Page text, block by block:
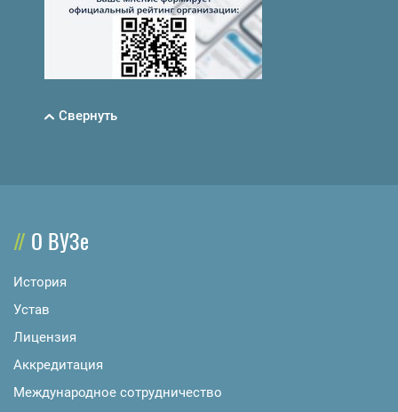
Свернуть
О ВУЗе
История
Устав
Лицензия
Аккредитация
Международное сотрудничество